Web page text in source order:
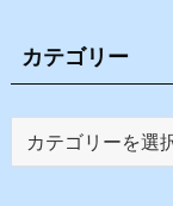
カテゴリー